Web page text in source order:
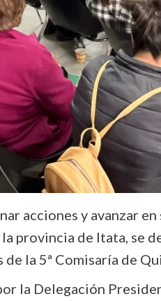
acciones y avanzar
provincia de Itata, se
la 5ª Comisaría de
la Delegación